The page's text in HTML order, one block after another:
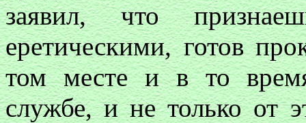
заявил, что
еретическими, готов
том месте и в то
службе, и не только от